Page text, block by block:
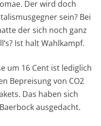
Der wird doch
sein? Bei
der sich noch ganz
Ist halt Wahlkampf.
um 16 Cent ist lediglich
Bepreisung von CO2
Das haben sich
ausgedacht.